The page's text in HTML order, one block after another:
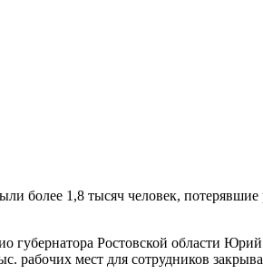
более 1,8 тысяч человек, потерявшие
губернатора Ростовской области
рабочих мест для сотрудников